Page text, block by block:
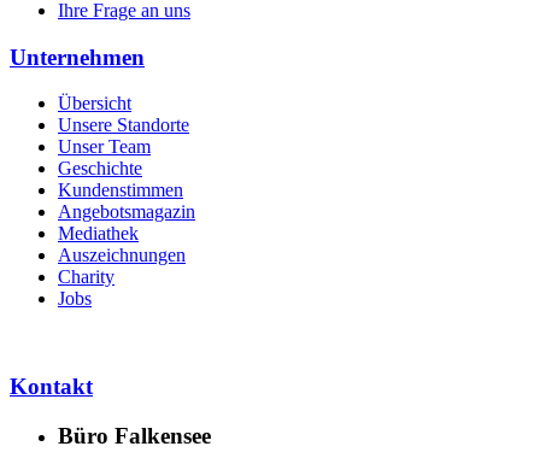
Ihre Frage an uns
Unternehmen
Übersicht
Unsere Standorte
Unser Team
Geschichte
Kundenstimmen
Angebotsmagazin
Mediathek
Auszeichnungen
Charity
Jobs
Kontakt
Büro Falkensee